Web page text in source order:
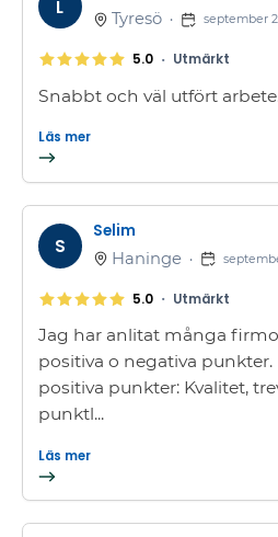
L
Tyresö • september
5.0 • Utmärkt
Snabbt och väl utfört
Läs mer
S
Selim
Haninge •
5.0 • Utmärkt
Jag har anlitat många
positiva o negativa punkter.
positiva punkter: Kvalitet,
punktl...
Läs mer